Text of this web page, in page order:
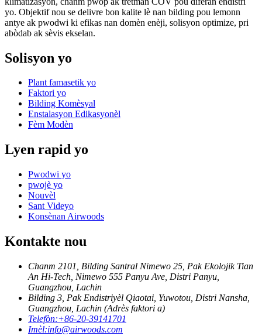
yo. Objektif nou se delivre bon kalite lè nan bilding pou lemonn
antye ak pwodwi ki efikas nan domèn enèji, solisyon optimize, pri
abòdab ak sèvis ekselan.
Solisyon yo
Plant famasetik yo
Faktori yo
Bilding Komèsyal
Enstalasyon Edikasyonèl
Fèm Modèn
Lyen rapid yo
Pwodwi yo
pwojè yo
Nouvèl
Sant Videyo
Konsènan Airwoods
Kontakte nou
Chanm 2101, Bilding Santral Nimewo 25, Pak Ekolojik Tian
An Hi-Tech, Nimewo 555 Panyu Ave, Distri Panyu,
Guangzhou, Lachin
Bilding 3, Pak Endistriyèl Qiaotai, Yuwotou, Distri Nansha,
Guangzhou, Lachin (Adrès faktori a)
Telefòn:+86-20-39141701
Imèl:info@airwoods.com